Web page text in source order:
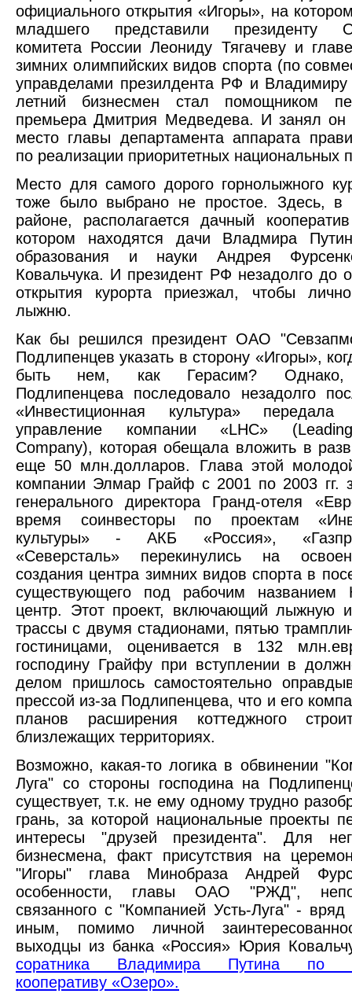
официального открытия «Игоры», на
младшего представили президенту
комитета России Леониду Тягачеву и
зимних олимпийских видов спорта (по
управделами презилдента РФ и
летний бизнесмен стал помощником
премьера Дмитрия Медведева. И занял он
место главы департамента аппарата
по реализации приоритетных национальных
Место для самого дорого горнолыжного
тоже было выбрано не простое. Здесь, в
районе, располагается дачный
котором находятся дачи Владмира
образования и науки Андрея
Ковальчука. И президент РФ незадолго до
открытия курорта приезжал, чтобы
лыжню.
Как бы решился президент ОАО
Подлипенцев указать в сторону «Игоры»,
быть нем, как Герасим? Однако,
Подлипенцева последовало незадолго
«Инвестиционная культура»
управление компании «LHC»
Company), которая обещала вложить в
еще 50 млн.долларов. Глава этой
компании Элмар Грайф с 2001 по 2003 гг.
генерального директора Гранд-отеля
время соинвесторы по проектам
культуры» - АКБ «Россия»,
«Северсталь» перекинулись на
создания центра зимних видов спорта в
существующего под рабочим названием
центр. Этот проект, включающий лыжную
трассы с двумя стадионами, пятью
гостиницами, оценивается в 132
господину Грайфу при вступлении в
делом пришлось самостоятельно
прессой из-за Подлипенцева, что и его
планов расширения коттеджного
близлежащих территориях.
Возможно, какая-то логика в обвинении
Луга" со стороны господина на
существует, т.к. не ему одному трудно
грань, за которой национальные проекты
интересы "друзей президента". Для
бизнесмена, факт присутствия на
"Игоры" глава Минобраза Андрей
особенности, главы ОАО "РЖД",
связанного с "Компанией Усть-Луга" -
иным, помимо личной
выходцы из банка «Россия» Юрия
соратника Владимира Путина по
кооперативу «Озеро».